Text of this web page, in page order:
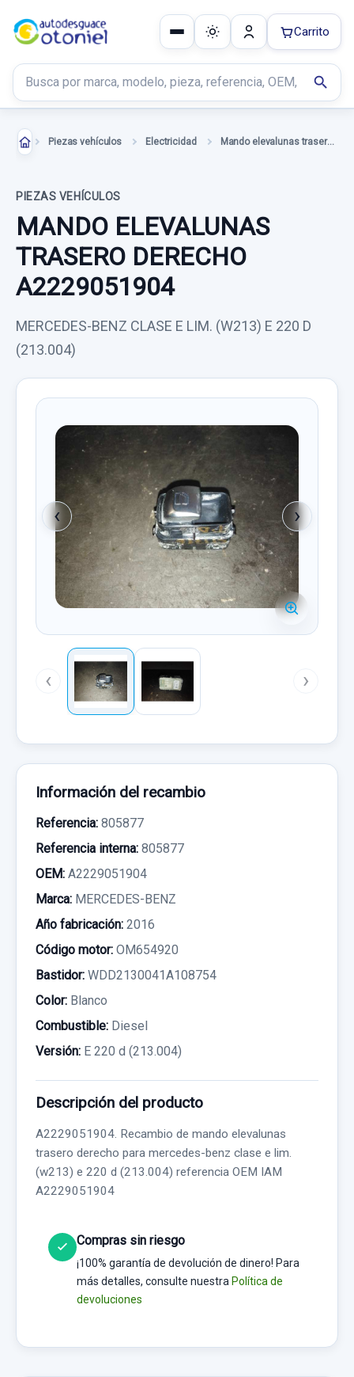
Buscar productos
search
Carrito
Piezas vehículos Electricidad Mando elevalunas trasero derecho
PIEZAS VEHÍCULOS
MANDO ELEVALUNAS
TRASERO DERECHO
A2229051904
MERCEDES-BENZ CLASE E LIM. (W213) E 220 D
(213.004)
‹ ›
‹ ›
Información del recambio
Referencia: 805877
Referencia interna: 805877
OEM: A2229051904
Marca: MERCEDES-BENZ
Año fabricación: 2016
Código motor: OM654920
Bastidor: WDD2130041A108754
Color: Blanco
Combustible: Diesel
Versión: E 220 d (213.004)
Descripción del producto
A2229051904. Recambio de mando elevalunas
trasero derecho para mercedes-benz clase e lim.
(w213) e 220 d (213.004) referencia OEM IAM
A2229051904
Compras sin riesgo
¡100% garantía de devolución de dinero! Para
más detalles, consulte nuestra Política de
devoluciones